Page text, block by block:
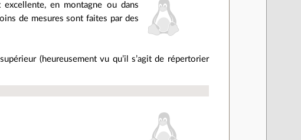
en montagne ou dans
de mesures sont faites par des
(heureusement vu qu’il s’agit de répertorier